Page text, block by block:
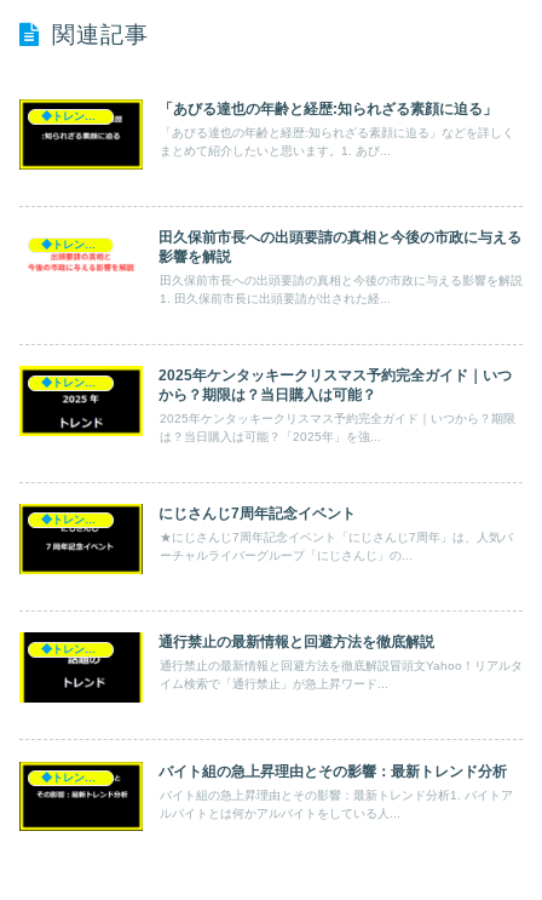
関連記事
「あびる達也の年齢と経歴:知られざる素顔に迫る」
「あびる達也の年齢と経歴:知られざる素顔に迫る」などを詳しく
まとめて紹介したいと思います。1. あび...
田久保前市長への出頭要請の真相と今後の市政に与える
影響を解説
田久保前市長への出頭要請の真相と今後の市政に与える影響を解説
1. 田久保前市長に出頭要請が出された経...
2025年ケンタッキークリスマス予約完全ガイド｜いつ
から？期限は？当日購入は可能？
2025年ケンタッキークリスマス予約完全ガイド｜いつから？期限
は？当日購入は可能？「2025年」を強...
◆トレンド◆ にじさんじ7周年記念イベント
★にじさんじ7周年記念イベント「にじさんじ7周年」は、人気バ
ーチャルライバーグループ「にじさんじ」の...
通行禁止の最新情報と回避方法を徹底解説
通行禁止の最新情報と回避方法を徹底解説冒頭文Yahoo！リアルタ
イム検索で「通行禁止」が急上昇ワード...
バイト組の急上昇理由とその影響：最新トレンド分析
バイト組の急上昇理由とその影響：最新トレンド分析1. バイトア
ルバイトとは何かアルバイトをしている人...